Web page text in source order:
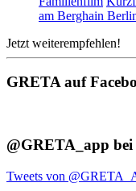
am Berghain
Jetzt weiterempfehlen!
GRETA auf
@GRETA_app
Tweets von